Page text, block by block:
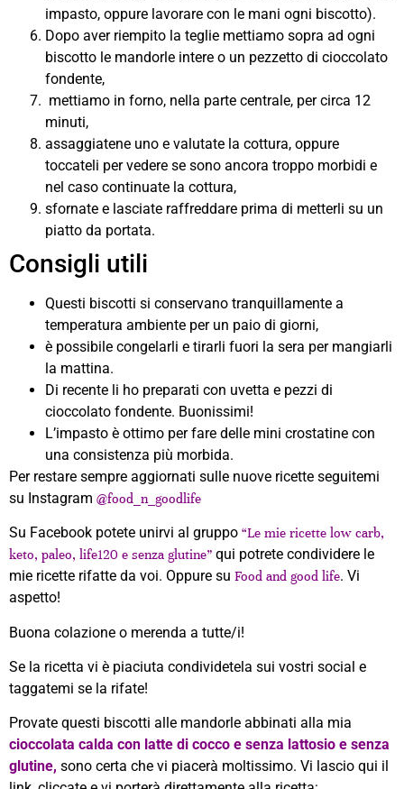
impasto, oppure lavorare con le mani ogni biscotto).
Dopo aver riempito la teglie mettiamo sopra ad ogni
biscotto le mandorle intere o un pezzetto di cioccolato
fondente,
mettiamo in forno, nella parte centrale, per circa 12
minuti,
assaggiatene uno e valutate la cottura, oppure
toccateli per vedere se sono ancora troppo morbidi e
nel caso continuate la cottura,
sfornate e lasciate raffreddare prima di metterli su un
piatto da portata.
Consigli utili
Questi biscotti si conservano tranquillamente a
temperatura ambiente per un paio di giorni,
è possibile congelarli e tirarli fuori la sera per mangiarli
la mattina.
Di recente li ho preparati con uvetta e pezzi di
cioccolato fondente. Buonissimi!
L’impasto è ottimo per fare delle mini crostatine con
una consistenza più morbida.
Per restare sempre aggiornati sulle nuove ricette seguitemi
su Instagram @food_n_goodlife
Su Facebook potete unirvi al gruppo “Le mie ricette low carb,
keto, paleo, life120 e senza glutine” qui potrete condividere le
mie ricette rifatte da voi. Oppure su Food and good life. Vi
aspetto!
Buona colazione o merenda a tutte/i!
Se la ricetta vi è piaciuta condividetela sui vostri social e
taggatemi se la rifate!
Provate questi biscotti alle mandorle abbinati alla mia
cioccolata calda con latte di cocco e senza lattosio e senza
glutine, sono certa che vi piacerà moltissimo. Vi lascio qui il